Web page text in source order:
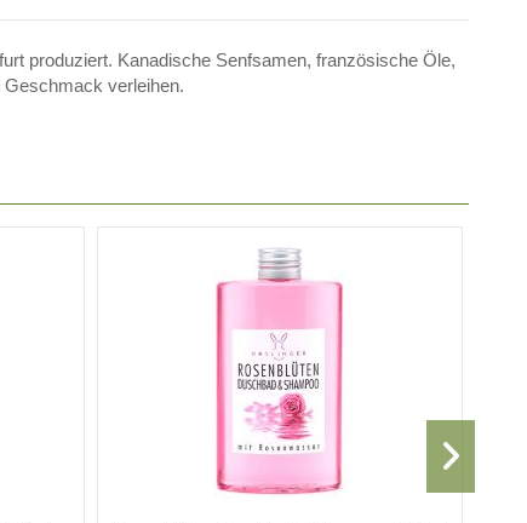
produziert. Kanadische Senfsamen, französische Öle,
verleihen.